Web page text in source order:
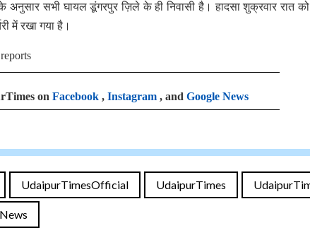
के अनुसार सभी घायल डूंगरपुर ज़िले के ही निवासी है। हादसा शुक्रवार
में रखा गया है।
on Facebook , Instagram , and Google News
UdaipurTimesOfficial UdaipurTimes